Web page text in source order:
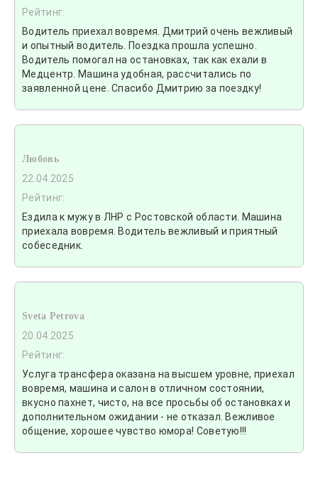
Рейтинг:
Водитель приехал вовремя. Дмитрий очень вежливый
и опытный водитель. Поездка прошла успешно.
Водитель помогал на остановках, так как ехали в
Медцентр. Машина удобная, рассчитались по
заявленной цене. Спасибо Дмитрию за поездку!
Любовь
22.04.2025
Рейтинг:
Ездила к мужу в ЛНР с Ростовской области. Машина
приехала вовремя. Водитель вежливый и приятный
собеседник.
Sveta Petrova
20.04.2025
Рейтинг:
Услуга трансфера оказана на высшем уровне, приехал
вовремя, машина и салон в отличном состоянии,
вкусно пахнет, чисто, на все просьбы об остановках и
дополнительном ожидании - не отказал. Вежливое
общение, хорошее чувство юмора! Советую!!!